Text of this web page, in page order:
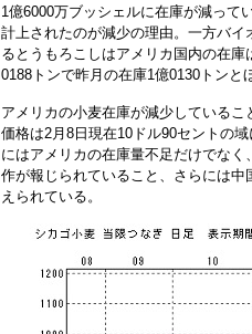
1億6000万ブッシェルに在庫が減って
計上されたのが減少の理由。一方バ
るとうもろこしはアメリカ国内の在
0188トンで昨月の在庫1億0130トンと
アメリカの小麦在庫が減少している
価格は2月8日現在10ドル90セントの
にはアメリカの在庫量不足だけでな
作が報じられていること、さらには
えられている。